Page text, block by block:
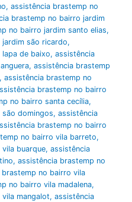
, assistência brastemp no
brastemp no bairro jardim
no bairro jardim santo elias,
são ricardo,
de baixo, assistência
, assistência brastemp
, assistência brastemp no
brastemp no bairro
no bairro santa cecília,
domingos, assistência
brastemp no bairro
no bairro vila barreto,
buarque, assistência
, assistência brastemp no
brastemp no bairro vila
no bairro vila madalena,
mangalot, assistência